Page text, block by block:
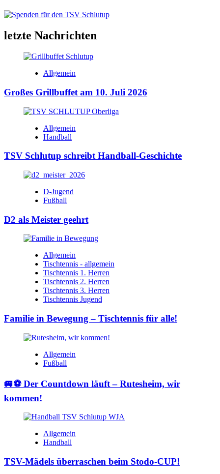
letzte Nachrichten
Allgemein
Großes Grillbuffet am 10. Juli 2026
Allgemein
Handball
TSV Schlutup schreibt Handball-Geschichte
D-Jugend
Fußball
D2 als Meister geehrt
Allgemein
Tischtennis - allgemein
Tischtennis 1. Herren
Tischtennis 2. Herren
Tischtennis 3. Herren
Tischtennis Jugend
Familie in Bewegung – Tischtennis für alle!
Allgemein
Fußball
🚐⚽ Der Countdown läuft – Rutesheim, wir
kommen!
Allgemein
Handball
TSV-Mädels überraschen beim Stodo-CUP!